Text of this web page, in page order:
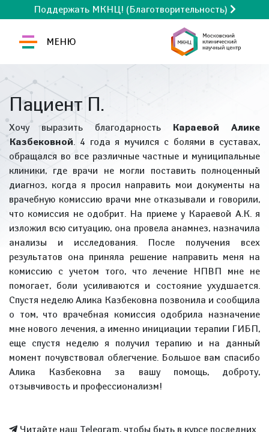
Поддержать МКНЦ! (Благотворительность)
МЕНЮ
Пациент П.
Хочу выразить благодарность Караевой Алике
Казбековной. 4 года я мучился с болями в суставах,
обращался во все различные частные и муниципальные
клиники, где врачи не могли поставить полноценный
диагноз, когда я просил направить мои документы на
врачебную комиссию врачи мне отказывали и говорили,
что комиссия не одобрит. На приеме у Караевой А.К. я
изложил всю ситуацию, она провела анамнез, назначила
анализы и исследования. После получения всех
результатов она приняла решение направить меня на
комиссию с учетом того, что лечение НПВП мне не
помогает, боли усиливаются и состояние ухудшается.
Спустя неделю Алика Казбековна позвонила и сообщила
о том, что врачебная комиссия одобрила назначение
мне нового лечения, а именно инициации терапии ГИБП,
еще спустя неделю я получил терапию и на данный
момент почувствовал облегчение. Большое вам спасибо
Алика Казбековна за вашу помощь, доброту,
отзывчивость и профессионализм!
Читайте наш Telegram, чтобы быть в курсе последних